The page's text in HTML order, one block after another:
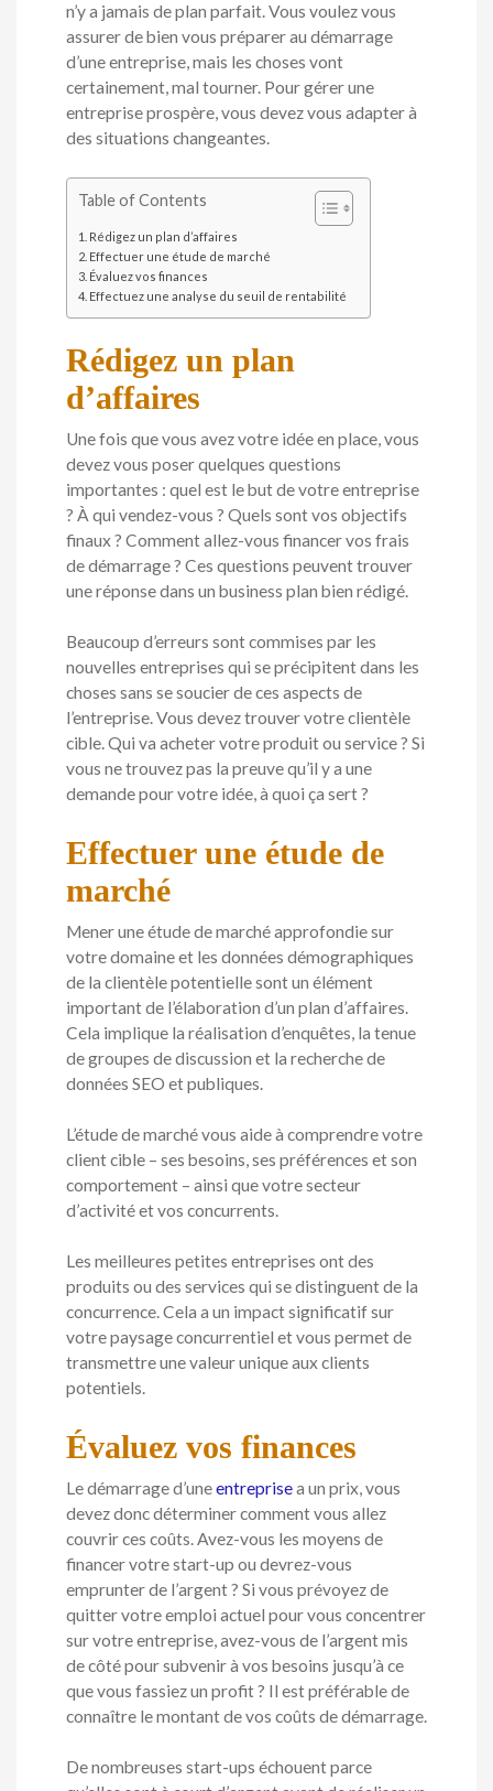
n’y a jamais de plan parfait. Vous voulez vous
assurer de bien vous préparer au démarrage
d’une entreprise, mais les choses vont
certainement, mal tourner. Pour gérer une
entreprise prospère, vous devez vous adapter à
des situations changeantes.
Table of Contents
Rédigez un plan d’affaires
Effectuer une étude de marché
Évaluez vos finances
Effectuez une analyse du seuil de rentabilité
Rédigez un plan
d’affaires
Une fois que vous avez votre idée en place, vous
devez vous poser quelques questions
importantes : quel est le but de votre entreprise
? À qui vendez-vous ? Quels sont vos objectifs
finaux ? Comment allez-vous financer vos frais
de démarrage ? Ces questions peuvent trouver
une réponse dans un business plan bien rédigé.
Beaucoup d’erreurs sont commises par les
nouvelles entreprises qui se précipitent dans les
choses sans se soucier de ces aspects de
l’entreprise. Vous devez trouver votre clientèle
cible. Qui va acheter votre produit ou service ? Si
vous ne trouvez pas la preuve qu’il y a une
demande pour votre idée, à quoi ça sert ?
Effectuer une étude de
marché
Mener une étude de marché approfondie sur
votre domaine et les données démographiques
de la clientèle potentielle sont un élément
important de l’élaboration d’un plan d’affaires.
Cela implique la réalisation d’enquêtes, la tenue
de groupes de discussion et la recherche de
données SEO et publiques.
L’étude de marché vous aide à comprendre votre
client cible – ses besoins, ses préférences et son
comportement – ainsi que votre secteur
d’activité et vos concurrents.
Les meilleures petites entreprises ont des
produits ou des services qui se distinguent de la
concurrence. Cela a un impact significatif sur
votre paysage concurrentiel et vous permet de
transmettre une valeur unique aux clients
potentiels.
Évaluez vos finances
Le démarrage d’uneentreprisea un prix, vous
devez donc déterminer comment vous allez
couvrir ces coûts. Avez-vous les moyens de
financer votre start-up ou devrez-vous
emprunter de l’argent ? Si vous prévoyez de
quitter votre emploi actuel pour vous concentrer
sur votre entreprise, avez-vous de l’argent mis
de côté pour subvenir à vos besoins jusqu’à ce
que vous fassiez un profit ? Il est préférable de
connaître le montant de vos coûts de démarrage.
De nombreuses start-ups échouent parce